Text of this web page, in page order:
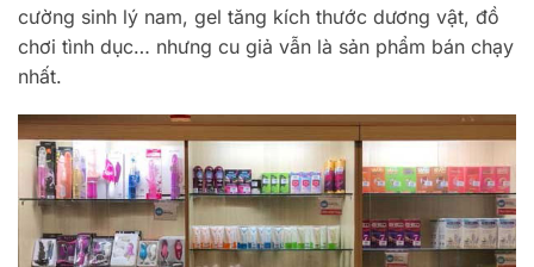
cường sinh lý nam, gel tăng kích thước dương vật, đồ
chơi tình dục… nhưng cu giả vẫn là sản phẩm bán chạy
nhất.